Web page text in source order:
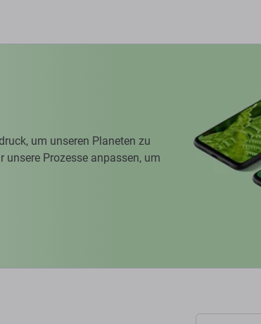
um unseren Planeten zu
unsere Prozesse anpassen, um